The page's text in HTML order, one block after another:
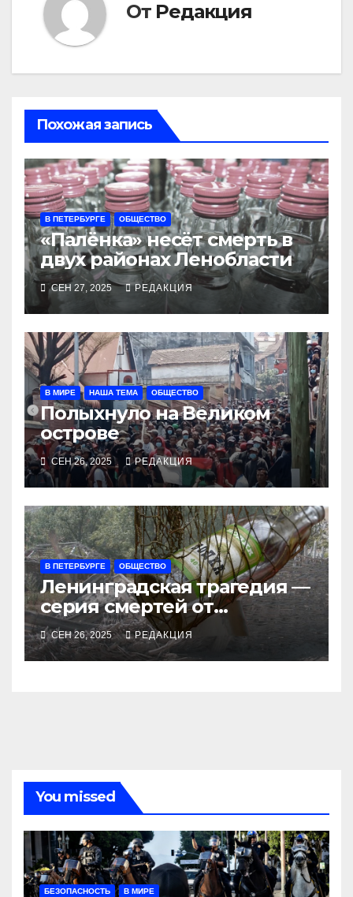
От Редакция
Похожая запись
В ПЕТЕРБУРГЕ ОБЩЕСТВО
«Палёнка» несёт смерть в
двух районах Ленобласти
СЕН 27, 2025 РЕДАКЦИЯ
В МИРЕ НАША ТЕМА ОБЩЕСТВО
Полыхнуло на Великом
острове
СЕН 26, 2025 РЕДАКЦИЯ
В ПЕТЕРБУРГЕ ОБЩЕСТВО
Ленинградская трагедия —
серия смертей от
алкосуррогата
СЕН 26, 2025 РЕДАКЦИЯ
You missed
БЕЗОПАСНОСТЬ В МИРЕ